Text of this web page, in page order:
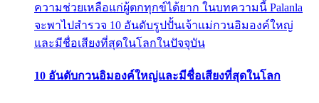
ความช่วยเหลือแก่ผู้ตกทุกข์ได้ยาก ในบทความนี้ Palanla
จะพาไปสำรวจ 10 อันดับรูปปั้นเจ้าแม่กวนอิมองค์ใหญ่
และมีชื่อเสียงที่สุดในโลกในปัจจุบัน
10 อันดับกวนอิมองค์ใหญ่และมีชื่อเสียงที่สุดในโลก